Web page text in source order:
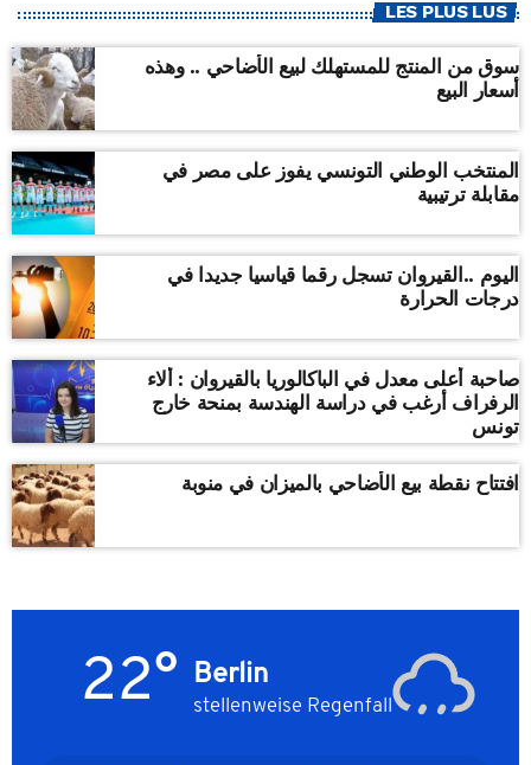
LES PLUS LUS
سوق من المنتج للمستهلك لبيع الأضاحي .. وهذه
أسعار البيع
المنتخب الوطني التونسي يفوز على مصر في
مقابلة ترتيبية
اليوم ..القيروان تسجل رقما قياسيا جديدا في
درجات الحرارة
صاحبة أعلى معدل في الباكالوريا بالقيروان : ألاء
الرفراف أرغب في دراسة الهندسة بمنحة خارج
تونس
افتتاح نقطة بيع الأضاحي بالميزان في منوبة
Berlin
stellenweise Regenfall
22°